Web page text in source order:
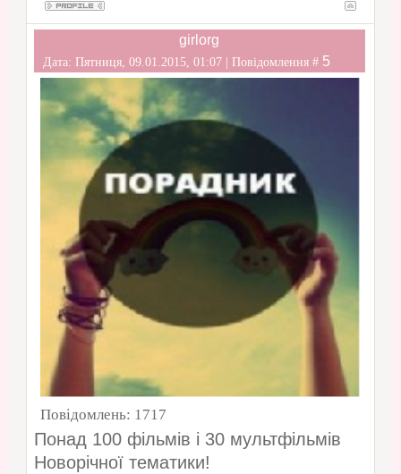
girlorg
Дата: Пятниця, 09.01.2015, 01:07 | Повідомлення # 5
Повідомлень: 1717
Понад 100 фільмів і 30 мультфільмів
Новорічної тематики!